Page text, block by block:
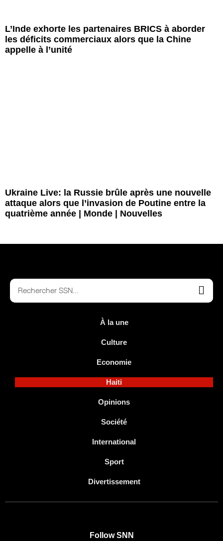
L’Inde exhorte les partenaires BRICS à aborder
les déficits commerciaux alors que la Chine
appelle à l’unité
Ukraine Live: la Russie brûle après une nouvelle
attaque alors que l’invasion de Poutine entre la
quatrième année | Monde | Nouvelles
À la une
Culture
Economie
Haiti
Opinions
Société
International
Sport
Divertissement
Follow SNN